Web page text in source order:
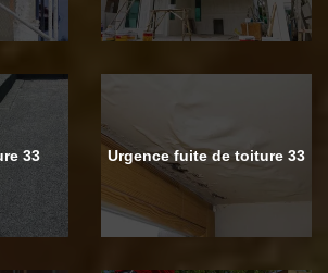
33 Urgence fuite de toiture 33